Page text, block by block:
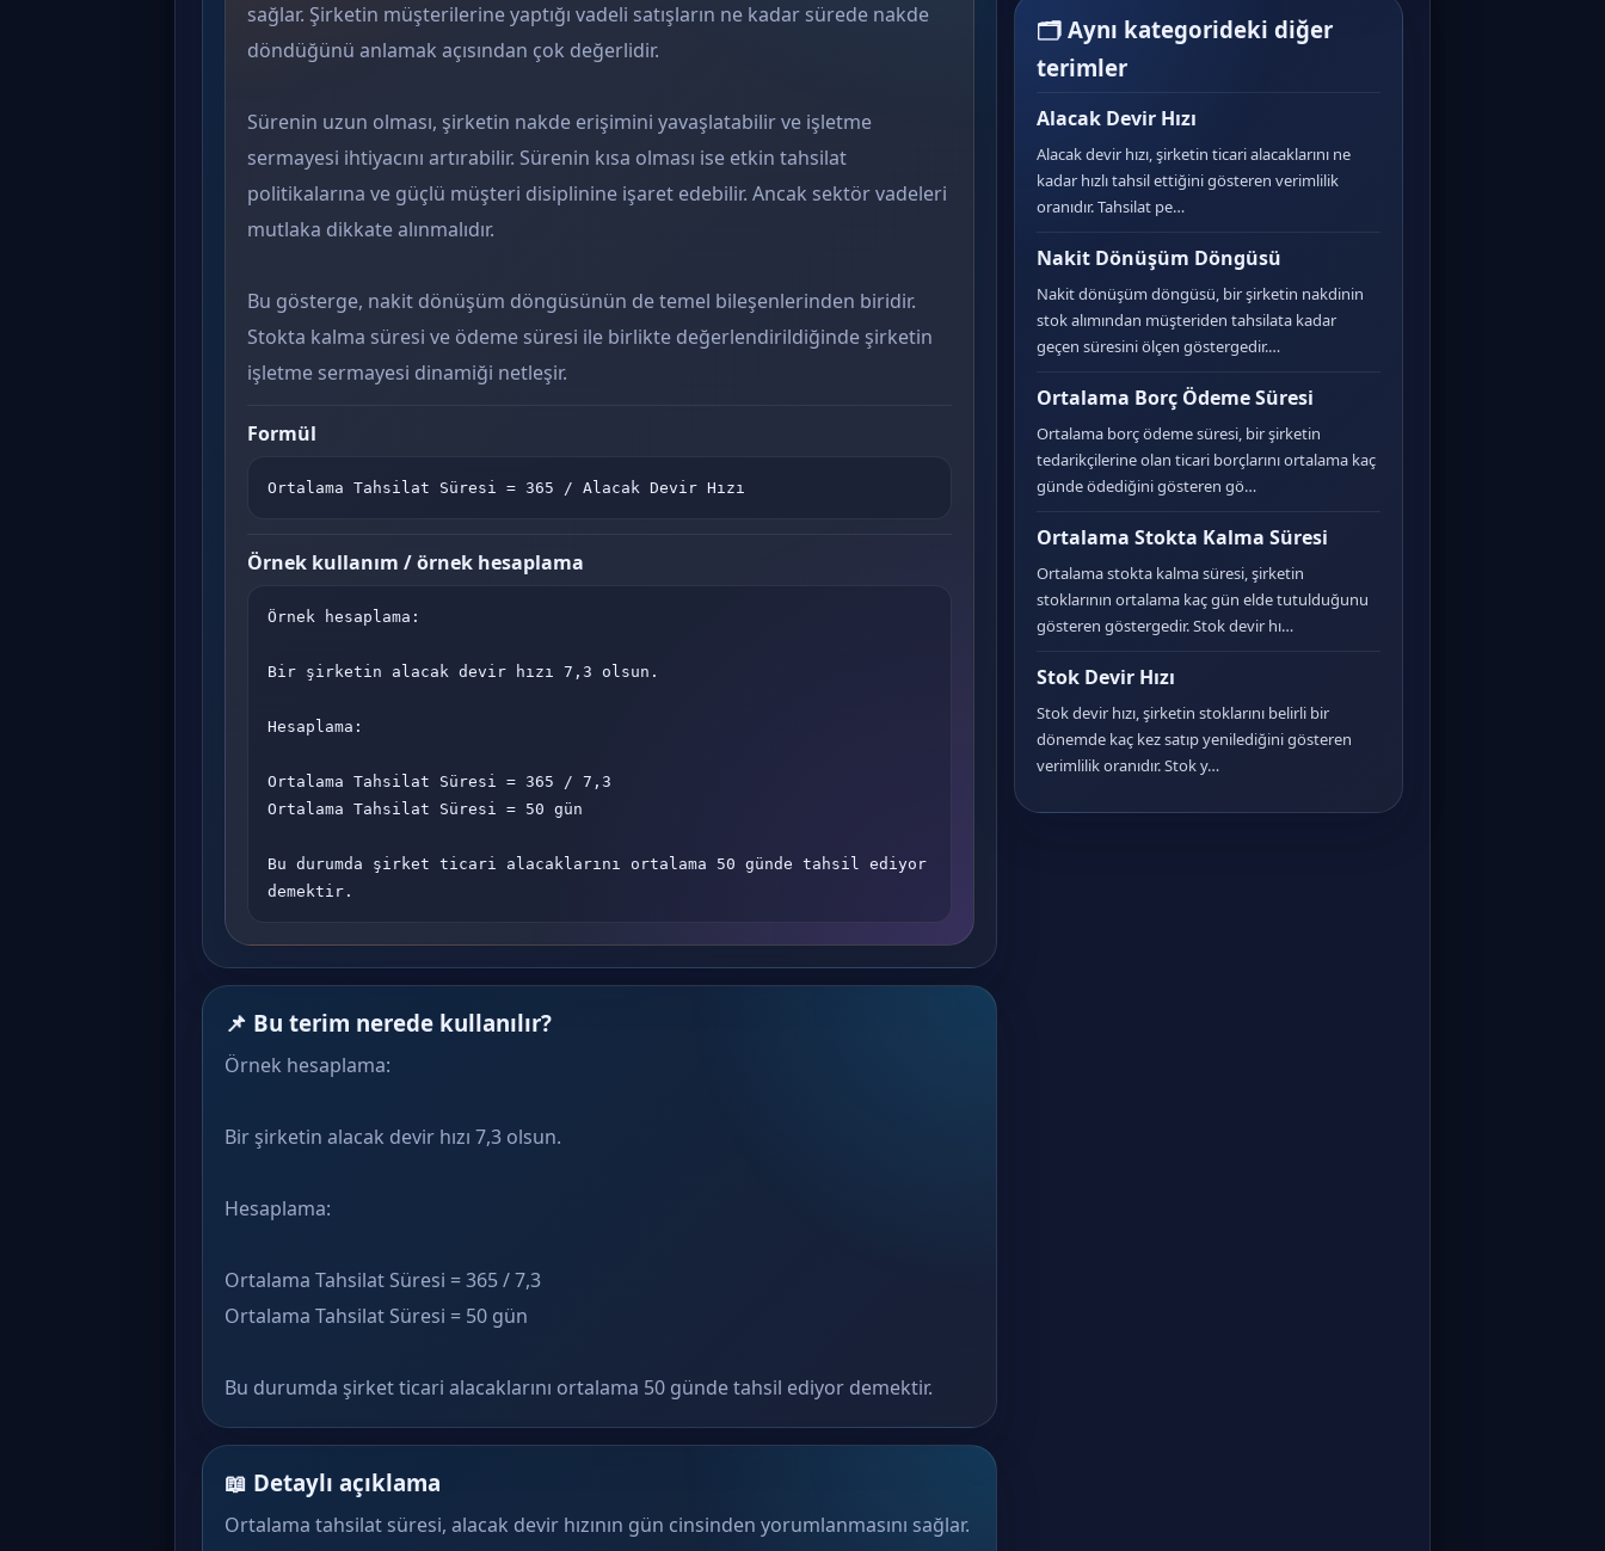
sağlar. Şirketin müşterilerine yaptığı vadeli satışların ne kadar sürede nakde
döndüğünü anlamak açısından çok değerlidir.
Sürenin uzun olması, şirketin nakde erişimini yavaşlatabilir ve işletme
sermayesi ihtiyacını artırabilir. Sürenin kısa olması ise etkin tahsilat
politikalarına ve güçlü müşteri disiplinine işaret edebilir. Ancak sektör vadeleri
mutlaka dikkate alınmalıdır.
Bu gösterge, nakit dönüşüm döngüsünün de temel bileşenlerinden biridir.
Stokta kalma süresi ve ödeme süresi ile birlikte değerlendirildiğinde şirketin
işletme sermayesi dinamiği netleşir.
Formül
Ortalama Tahsilat Süresi = 365 / Alacak Devir Hızı
Örnek kullanım / örnek hesaplama
Örnek hesaplama:
Bir şirketin alacak devir hızı 7,3 olsun.
Hesaplama:
Ortalama Tahsilat Süresi = 365 / 7,3
Ortalama Tahsilat Süresi = 50 gün
Bu durumda şirket ticari alacaklarını ortalama 50 günde tahsil ediyor
demektir.
📌 Bu terim nerede kullanılır?
Örnek hesaplama:
Bir şirketin alacak devir hızı 7,3 olsun.
Hesaplama:
Ortalama Tahsilat Süresi = 365 / 7,3
Ortalama Tahsilat Süresi = 50 gün
Bu durumda şirket ticari alacaklarını ortalama 50 günde tahsil ediyor demektir.
📖 Detaylı açıklama
Ortalama tahsilat süresi, alacak devir hızının gün cinsinden yorumlanmasını sağlar.
🗂 Aynı kategorideki diğer
terimler
Alacak Devir Hızı
Alacak devir hızı, şirketin ticari alacaklarını ne
kadar hızlı tahsil ettiğini gösteren verimlilik
oranıdır. Tahsilat pe…
Nakit Dönüşüm Döngüsü
Nakit dönüşüm döngüsü, bir şirketin nakdinin
stok alımından müşteriden tahsilata kadar
geçen süresini ölçen göstergedir.…
Ortalama Borç Ödeme Süresi
Ortalama borç ödeme süresi, bir şirketin
tedarikçilerine olan ticari borçlarını ortalama kaç
günde ödediğini gösteren gö…
Ortalama Stokta Kalma Süresi
Ortalama stokta kalma süresi, şirketin
stoklarının ortalama kaç gün elde tutulduğunu
gösteren göstergedir. Stok devir hı…
Stok Devir Hızı
Stok devir hızı, şirketin stoklarını belirli bir
dönemde kaç kez satıp yenilediğini gösteren
verimlilik oranıdır. Stok y…